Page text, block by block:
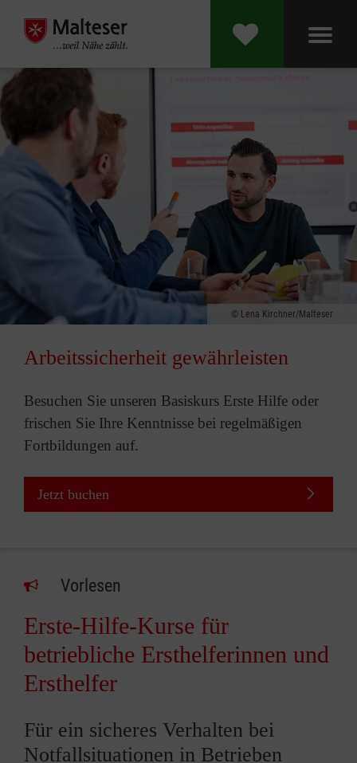
Lena Kirchner/Malteser
Arbeitssicherheit gewährleisten
Besuchen Sie unseren Basiskurs Erste Hilfe oder
frischen Sie Ihre Kenntnisse bei regelmäßigen
Fortbildungen auf.
Jetzt buchen
Vorlesen
Erste-Hilfe-Kurse für
betriebliche Ersthelferinnen und
Ersthelfer
Für ein sicheres Verhalten bei
Notfallsituationen in Betrieben